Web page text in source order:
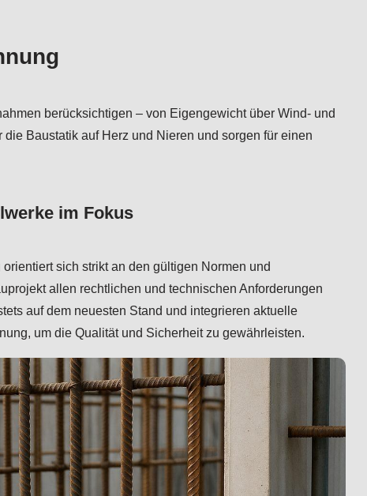
berücksichtigen – von Eigengewicht über Wind- und
Baustatik auf Herz und Nieren und sorgen für einen
im Fokus
sich strikt an den gültigen Normen und
allen rechtlichen und technischen Anforderungen
auf dem neuesten Stand und integrieren aktuelle
um die Qualität und Sicherheit zu gewährleisten.